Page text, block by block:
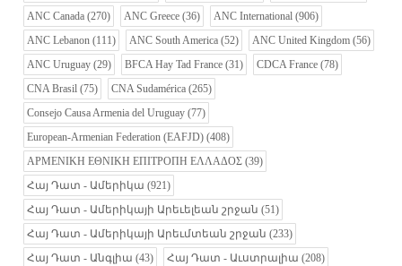
ANC Canada (270) ANC Greece (36) ANC International (906)
ANC Lebanon (111) ANC South America (52) ANC United Kingdom (56)
ANC Uruguay (29) BFCA Hay Tad France (31) CDCA France (78)
CNA Brasil (75) CNA Sudamérica (265)
Consejo Causa Armenia del Uruguay (77)
European-Armenian Federation (EAFJD) (408)
ΑΡΜΕΝΙΚΗ ΕΘΝΙΚΗ ΕΠΙΤΡΟΠΗ ΕΛΛΑΔΟΣ (39)
Հայ Դատ - Ամերիկա (921)
Հայ Դատ - Ամերիկայի Արեւելեան շրջան (51)
Հայ Դատ - Ամերիկայի Արեւմտեան շրջան (233)
Հայ Դատ - Անգլիա (43) Հայ Դատ - Աւստրալիա (208)